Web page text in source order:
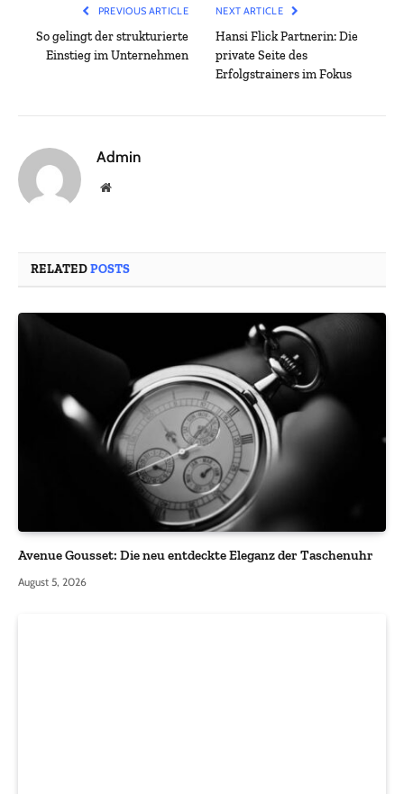
PREVIOUS ARTICLE
So gelingt der strukturierte
Einstieg im Unternehmen
NEXT ARTICLE
Hansi Flick Partnerin: Die
private Seite des
Erfolgstrainers im Fokus
Admin
Website
RELATEDPOSTS
Avenue Gousset: Die neu entdeckte Eleganz der Taschenuhr
August 5, 2026